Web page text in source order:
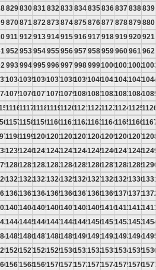
829830831 832 833834835836837838839
870871 872 873874875876877878879880
911 912 913914915916917918919920921
952 953954955956957958959960961 962
993994995996997998999100010011002
1034103510361037103810391040104110421043
1075107610771078107910801081108210831084
1116111711181119112011211122112311241125
1157115811591160116111621163116411651166
1198119912001201120212031204120512061207
1239124012411242124312441245124612471248
1280128112821283128412851286128712881289
1321132213231324132513261327132813291330
1362136313641365136613671368136913701371
1403140414051406140714081409141014111412
1444144514461447144814491450145114521453
1485148614871488148914901491149214931494
1526152715281529153015311532153315341535
1567156815691570157115721573157415751576